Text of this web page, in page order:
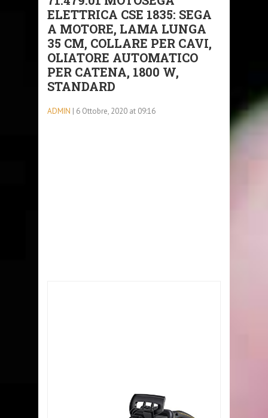
ELETTRICA CSE 1835: SEGA
A MOTORE, LAMA LUNGA
35 CM, COLLARE PER CAVI,
OLIATORE AUTOMATICO
PER CATENA, 1800 W,
STANDARD
ADMIN | 6 Ottobre, 2020 at 09:16